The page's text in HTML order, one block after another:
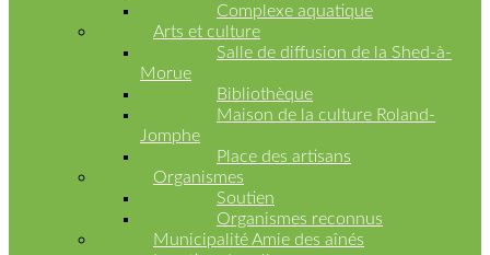
Règlementation
Licence
Travaux
publics
Déneigement
Eau potable
Autres
services
Complexe aquatique
Arts et culture
Salle de diffusion de la Shed-à-
Morue
Bibliothèque
Maison de la culture Roland-
Jomphe
Place des artisans
Organismes
Soutien
Organismes reconnus
Municipalité Amie des aînés